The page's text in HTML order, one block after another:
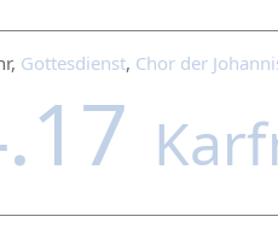
Gottesdienst, Chor der